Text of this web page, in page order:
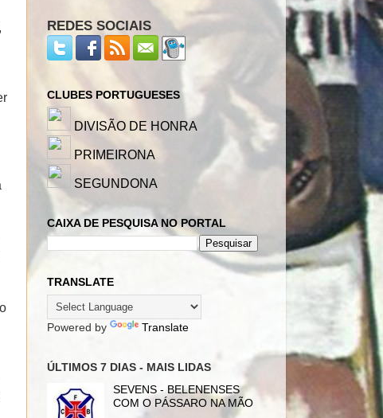
REDES SOCIAIS
CLUBES PORTUGUESES
DIVISÃO DE HONRA
PRIMEIRONA
SEGUNDONA
CAIXA DE PESQUISA NO PORTAL
TRANSLATE
Powered by Translate
ÚLTIMOS 7 DIAS - MAIS LIDAS
SEVENS - BELENENSES
COM O PÁSSARO NA MÃO